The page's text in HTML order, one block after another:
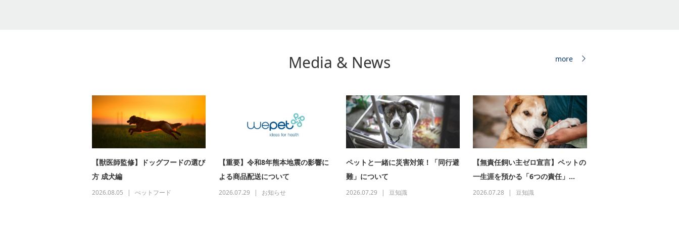
Media & News more
【獣医師監修】ドッグフードの選び
方 成犬編
2026.08.05 ぺットフード
【重要】令和8年熊本地震の影響に
よる商品配送について
2026.07.29 お知らせ
ペットと一緒に災害対策！「同行避
難」について
2026.07.29 豆知識
【無責任飼い主ゼロ宣言】ペットの
一生涯を預かる「6つの責任」...
2026.07.28 豆知識